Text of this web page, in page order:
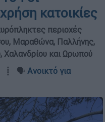
κατοικίες
περιοχές
Μαραθώνα, Παλλήνης,
Χαλανδρίου και Ωρωπού
┋ 🗣️ Ανοικτό για